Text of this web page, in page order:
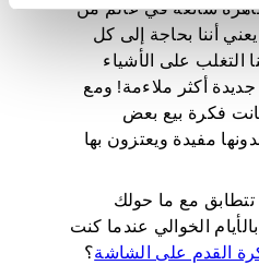
شائعة في عالم من
أننا بحاجة إلى كل
التغلب على الأشياء
أكثر ملاءمة! ومع
فكرة بيع بعض
مفيدة ويعتزون بها
مع ما حولك
الخوالي عندما كنت
القدم على الشاشة؟